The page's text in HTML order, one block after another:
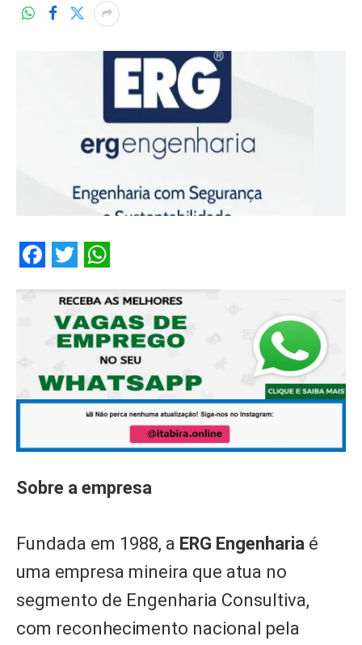
Sobre a empresa
Fundada em 1988, a ERG Engenharia é
uma empresa mineira que atua no
segmento de Engenharia Consultiva,
com reconhecimento nacional pela